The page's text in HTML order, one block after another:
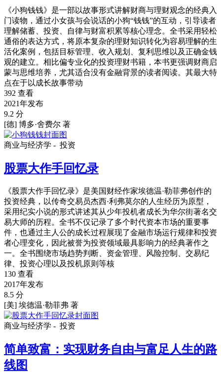
《小狗钱钱》是一部以故事形式讲解财商与理财观念的经典入
门读物，通过小女孩与会说话的小狗“钱钱”的互动，引导读者
理解储蓄、投资、自律与财富积累等核心理念。全书采用轻松
通俗的表达方式，将原本复杂的理财知识转化为容易理解的生
活化案例，包括目标管理、收入规划、复利思维以及正确金钱
观的建立。相比偏专业化的投资理财书籍，本书更强调财商启
蒙与思维培养，尤其适合没有金融背景的读者阅读。其最大特
点在于以成长故事带动
392 查看
2021年发布
9.2 分
[德] 博多·舍费尔 著
商业与经济学 - 投资
股票大作手回忆录
《股票大作手回忆录》是美国财经作家埃德温·勒菲弗创作的
投资经典，以传奇交易员杰西·利弗莫尔的人生经历为原型，
采用纪实小说的形式讲述其从少年投机者成长为华尔街著名交
易大师的历程。全书不仅记录了多个时代资本市场的重要事
件，也通过主人公的成长过程展现了金融市场运行规律和投资
者心理变化，因此被誉为投资领域最具影响力的经典著作之
一。全书围绕市场趋势判断、资金管理、风险控制、交易纪
律、投资心理以及投机原则等核
130 查看
2017年发布
8.5 分
[美] 埃德温·勒菲弗 著
商业与经济学 - 投资
简单致富：实现财务自由与富足人生的路
线图